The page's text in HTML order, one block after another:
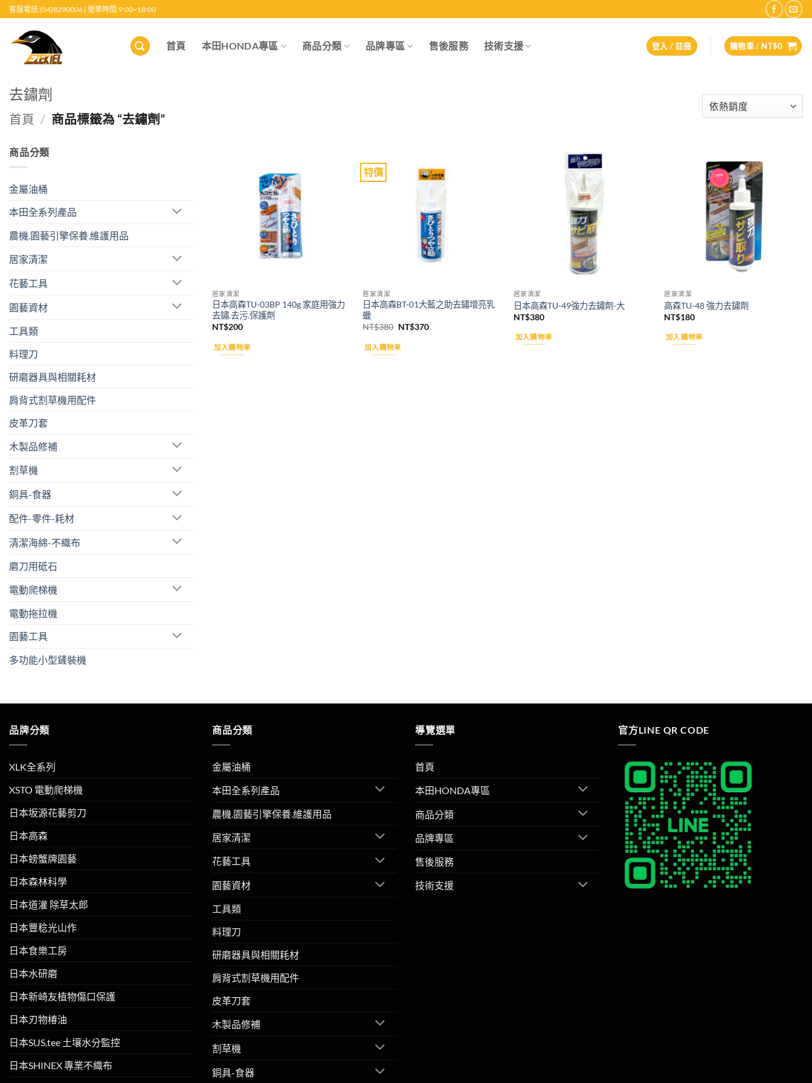
至
客服電話:(04)8290006 | 營業時間:9:00~18:00
首頁 本田HONDA專區 商品分類 品牌專區 售後服務 技術支援 登入 / 註冊 購物車 / NT$0
去鏽劑
首頁 / 商品標籤為 “去鏽劑”
商品分類
金屬油桶
本田全系列產品
農機.園藝引擎保養.維護用品
居家清潔
花藝工具
園藝資材
工具類
料理刀
研磨器具與相關耗材
肩背式割草機用配件
皮革刀套
木製品修補
割草機
銅具-食器
配件-零件-耗材
清潔海綿-不織布
磨刀用砥石
電動爬梯機
電動拖拉機
園藝工具
多功能小型鏟裝機
居家清潔
日本高森TU-03BP 140g 家庭用強力
去鏽.去污.保護劑
NT$200
加入購物車
特價
居家清潔
日本高森BT-01大藍之助去鏽增亮乳
蠟
NT$380 原
價
格：
NT$370目
加入購物車
居家清潔
日本高森TU-49強力去鏽劑-大
NT$380
加入購物車
居家清潔
高森TU-48 強力去鏽劑
NT$180
加入購物車
品牌分類
XLK全系列
XSTO 電動爬梯機
日本坂源花藝剪刀
日本高森
日本螃蟹牌園藝
日本森林科學
日本道灌 除草太郎
日本豐稔光山作
日本食樂工房
日本水研磨
日本新崎友植物傷口保護
日本刃物椿油
日本SUS.tee 土壤水分監控
日本SHINEX 專業不織布
商品分類
金屬油桶
本田全系列產品
農機.園藝引擎保養.維護用品
居家清潔
花藝工具
園藝資材
工具類
料理刀
研磨器具與相關耗材
肩背式割草機用配件
皮革刀套
木製品修補
割草機
銅具-食器
導覽選單
首頁
本田HONDA專區
商品分類
品牌專區
售後服務
技術支援
官方LINE QR CODE